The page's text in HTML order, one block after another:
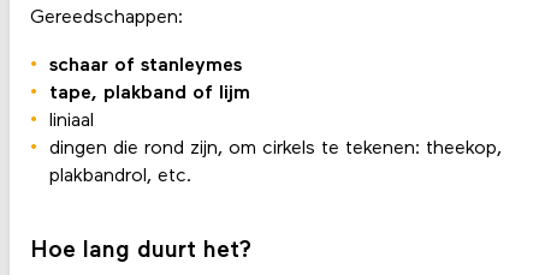
Gereedschappen:
schaar of stanleymes
tape, plakband of lijm
liniaal
dingen die rond zijn, om cirkels te tekenen: theekop,
plakbandrol, etc.
Hoe lang duurt het?